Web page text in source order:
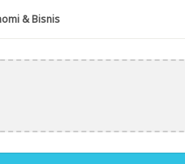
& Bisnis